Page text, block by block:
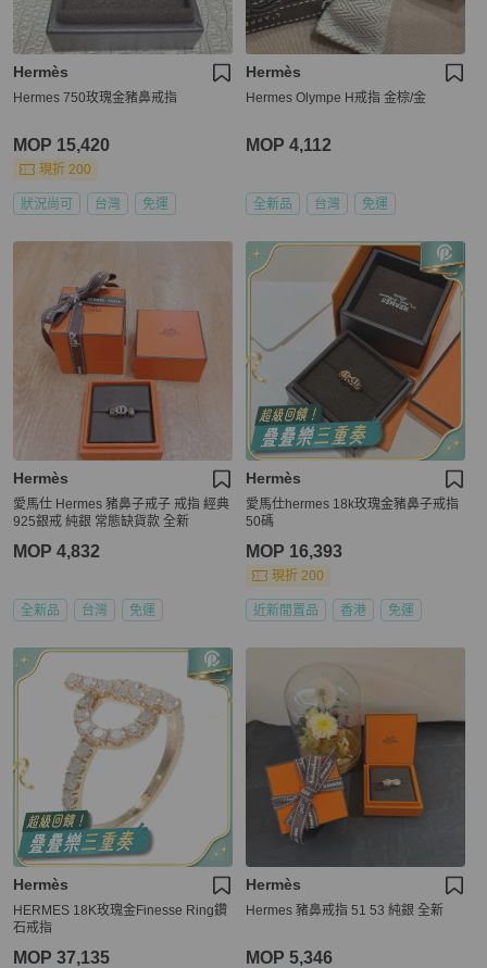
Hermès
Hermes 750玫瑰金豬鼻戒指
MOP 15,420
現折 200
狀況尚可 台灣 免運
Hermès
Hermes Olympe H戒指 金棕/金
MOP 4,112
全新品 台灣 免運
Hermès
愛馬仕 Hermes 豬鼻子戒子 戒指 經典
925銀戒 純銀 常態缺貨款 全新
MOP 4,832
全新品 台灣 免運
Hermès
愛馬仕hermes 18k玫瑰金豬鼻子戒指
50碼
MOP 16,393
現折 200
近新閒置品 香港 免運
Hermès
HERMES 18K玫瑰金Finesse Ring鑽
石戒指
MOP 37,135
Hermès
Hermes 豬鼻戒指 51 53 純銀 全新
MOP 5,346